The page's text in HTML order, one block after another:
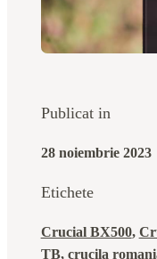
Publicat in
28 noiembrie 2023
Etichete
Crucial BX500,
TB, crucila